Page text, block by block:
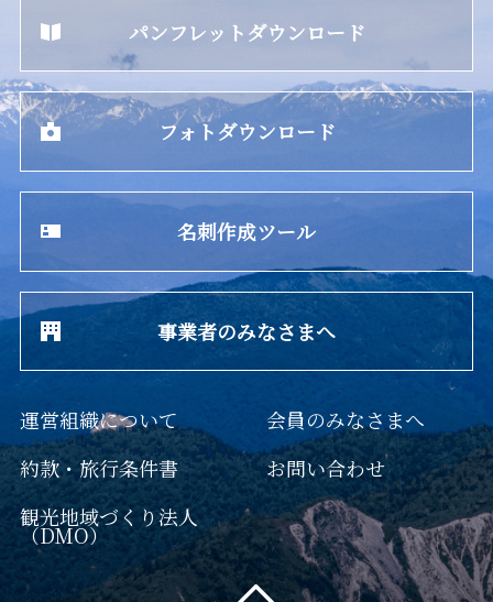
パンフレットダウンロード
フォトダウンロード
名刺作成ツール
事業者のみなさまへ
運営組織について
約款・旅行条件書
観光地域づくり法人
（DMO）
会員のみなさまへ
お問い合わせ